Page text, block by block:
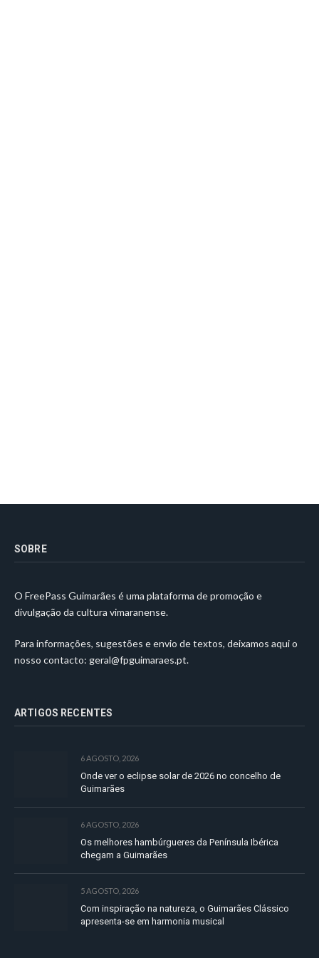
SOBRE
O FreePass Guimarães é uma plataforma de promoção e
divulgação da cultura vimaranense.
Para informações, sugestões e envio de textos, deixamos aqui o
nosso contacto: geral@fpguimaraes.pt.
ARTIGOS RECENTES
6 AGOSTO, 2026
Onde ver o eclipse solar de 2026 no concelho de
Guimarães
6 AGOSTO, 2026
Os melhores hambúrgueres da Península Ibérica
chegam a Guimarães
5 AGOSTO, 2026
Com inspiração na natureza, o Guimarães Clássico
apresenta-se em harmonia musical